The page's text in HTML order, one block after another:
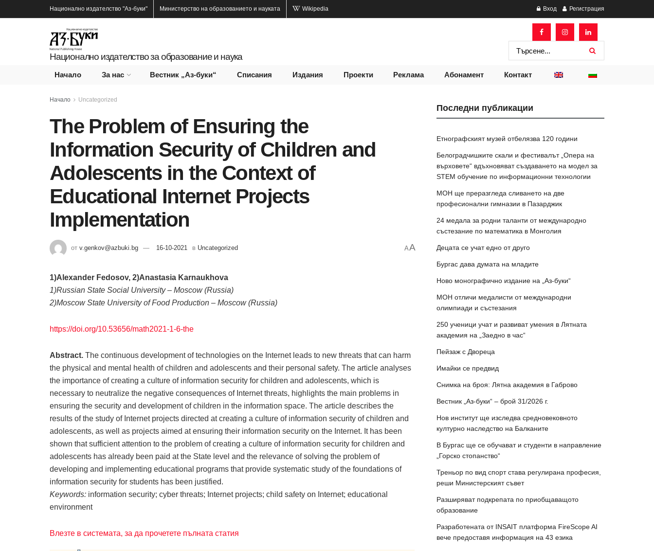
Национално издателство "Аз-буки" Министерство на образованието и науката Wikipedia Вход Регистрация
Национално издателство за образование и наука
Начало За нас Вестник „Аз-буки“ Списания Издания Проекти Реклама Абонамент Контакт
Начало Uncategorized
The Problem of Ensuring the
Information Security of Children and
Adolescents in the Context of
Educational Internet Projects
Implementation
от v.genkov@azbuki.bg 16-10-2021 в Uncategorized AA
1)Alexander Fedosov, 2)Anastasia Karnaukhova
1)Russian State Social University – Moscow (Russia)
2)Moscow State University of Food Production – Moscow (Russia)
https://doi.org/10.53656/math2021-1-6-the
Abstract. The continuous development of technologies on the Internet leads to new threats that can harm
the physical and mental health of children and adolescents and their personal safety. The article analyses
the importance of creating a culture of information security for children and adolescents, which is
necessary to neutralize the negative consequences of Internet threats, highlights the main problems in
ensuring the security and development of children in the information space. The article describes the
results of the study of Internet projects directed at creating a culture of information security of children and
adolescents, as well as projects aimed at ensuring their information security on the Internet. It has been
shown that sufficient attention to the problem of creating a culture of information security for children and
adolescents has already been paid at the State level and the relevance of solving the problem of
developing and implementing educational programs that provide systematic study of the foundations of
information security for students has been justified.
Keywords: information security; cyber threats; Internet projects; child safety on Internet; educational
environment
Влезте в системата, за да прочетете пълната статия
Последни публикации
Етнографският музей отбелязва 120 години
Белоградчишките скали и фестивалът „Опера на
върховете“ вдъхновяват създаването на модел за
STEM обучение по информационни технологии
МОН ще преразгледа сливането на две
професионални гимназии в Пазарджик
24 медала за родни таланти от международно
състезание по математика в Монголия
Децата се учат едно от друго
Бургас дава думата на младите
Ново монографично издание на „Аз-буки“
МОН отличи медалисти от международни
олимпиади и състезания
250 ученици учат и развиват умения в Лятната
академия на „Заедно в час“
Пейзаж с Двореца
Имайки се предвид
Снимка на броя: Лятна академия в Габрово
Вестник „Аз-буки“ – брой 31/2026 г.
Нов институт ще изследва средновековното
културно наследство на Балканите
В Бургас ще се обучават и студенти в направление
„Горско стопанство“
Треньор по вид спорт става регулирана професия,
реши Министерският съвет
Разширяват подкрепата по приобщаващото
образование
Разработената от INSAIT платформа FireScope AI
вече предоставя информация на 43 езика